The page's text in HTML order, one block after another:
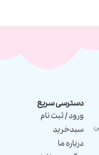
دسترسی سریع
ورود / ثبت نام
سبدخرید
درباره ما